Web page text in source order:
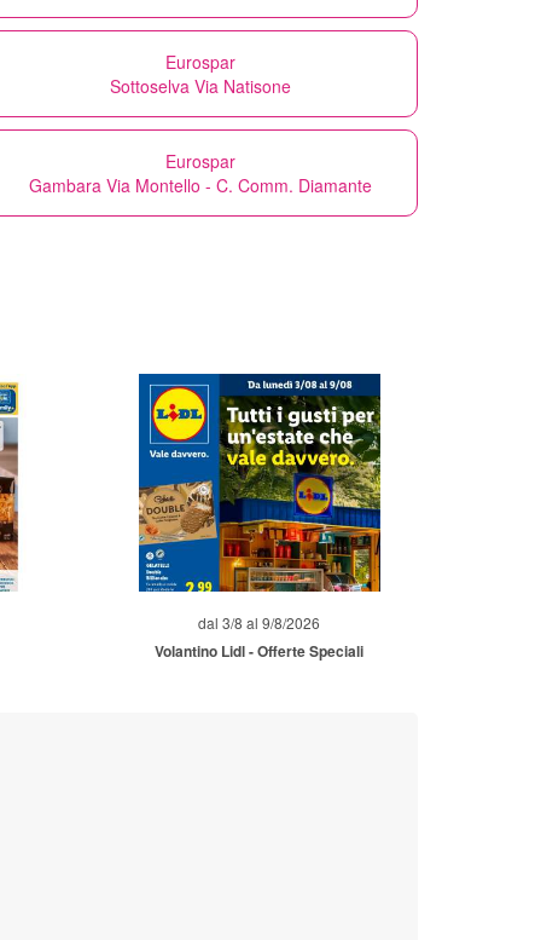
Eurospar
Sottoselva Via Natisone
Eurospar
Gambara Via Montello - C. Comm. Diamante
dal 3/8 al 9/8/2026
Volantino Lidl - Offerte Speciali